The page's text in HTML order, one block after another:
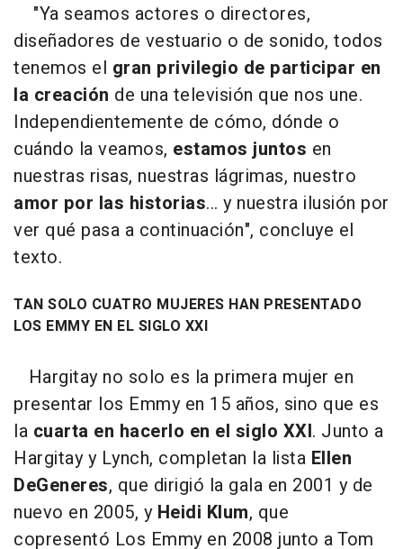
"Ya seamos actores o directores,
diseñadores de vestuario o de sonido, todos
tenemos el gran privilegio de participar en
la creación de una televisión que nos une.
Independientemente de cómo, dónde o
cuándo la veamos, estamos juntos en
nuestras risas, nuestras lágrimas, nuestro
amor por las historias... y nuestra ilusión por
ver qué pasa a continuación", concluye el
texto.
TAN SOLO CUATRO MUJERES HAN PRESENTADO
LOS EMMY EN EL SIGLO XXI
Hargitay no solo es la primera mujer en
presentar los Emmy en 15 años, sino que es
la cuarta en hacerlo en el siglo XXI. Junto a
Hargitay y Lynch, completan la lista Ellen
DeGeneres, que dirigió la gala en 2001 y de
nuevo en 2005, y Heidi Klum, que
copresentó Los Emmy en 2008 junto a Tom